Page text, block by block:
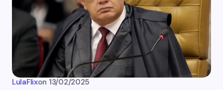
LulaFlixon 13/02/2025